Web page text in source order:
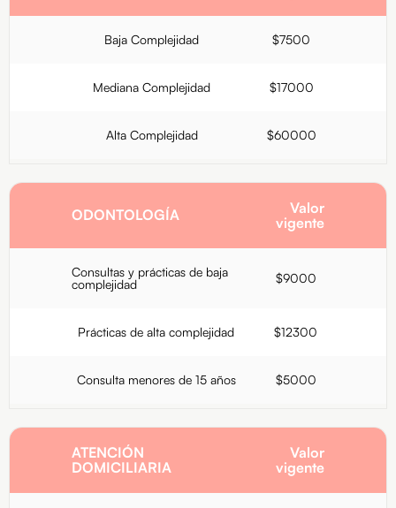
Baja Complejidad $7500
Mediana Complejidad $17000
Alta Complejidad $60000
ODONTOLOGÍA
Valor
vigente
Consultas y prácticas de baja
complejidad
$9000
Prácticas de alta complejidad $12300
Consulta menores de 15 años $5000
ATENCIÓN
DOMICILIARIA
Valor
vigente